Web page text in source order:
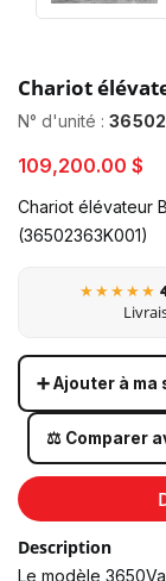
Chariot
N° d'unité :
109,200.00 $
Chariot élévateur
(36502363K001)
★★★★★
➕ Ajouter à ma
⚖️ Comparer
Description
Le modèle